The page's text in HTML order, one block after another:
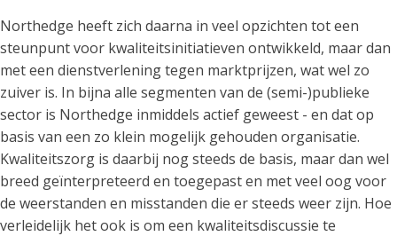
Northedge heeft zich daarna in veel opzichten tot een
steunpunt voor kwaliteitsinitiatieven ontwikkeld, maar dan
met een dienstverlening tegen marktprijzen, wat wel zo
zuiver is. In bijna alle segmenten van de (semi-)publieke
sector is Northedge inmiddels actief geweest - en dat op
basis van een zo klein mogelijk gehouden organisatie.
Kwaliteitszorg is daarbij nog steeds de basis, maar dan wel
breed geïnterpreteerd en toegepast en met veel oog voor
de weerstanden en misstanden die er steeds weer zijn. Hoe
verleidelijk het ook is om een kwaliteitsdiscussie te